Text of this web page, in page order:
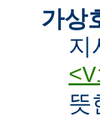
가상
지
뜻